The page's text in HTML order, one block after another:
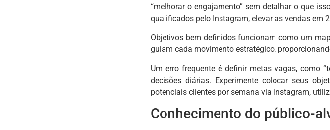
“melhorar o engajamento” sem detalhar o que
qualificados pelo Instagram, elevar as vendas em
Objetivos bem definidos funcionam como um
guiam cada movimento estratégico,
Um erro frequente é definir metas vagas, como
decisões diárias. Experimente colocar seus
potenciais clientes por semana via Instagram,
Conhecimento do público-